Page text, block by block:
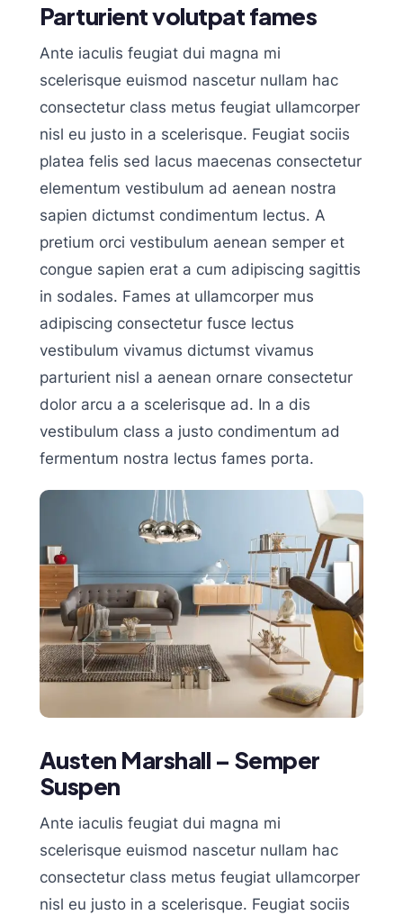
Parturient volutpat fames
Ante iaculis feugiat dui magna mi
scelerisque euismod nascetur nullam hac
consectetur class metus feugiat ullamcorper
nisl eu justo in a scelerisque. Feugiat sociis
platea felis sed lacus maecenas consectetur
elementum vestibulum ad aenean nostra
sapien dictumst condimentum lectus. A
pretium orci vestibulum aenean semper et
congue sapien erat a cum adipiscing sagittis
in sodales. Fames at ullamcorper mus
adipiscing consectetur fusce lectus
vestibulum vivamus dictumst vivamus
parturient nisl a aenean ornare consectetur
dolor arcu a a scelerisque ad. In a dis
vestibulum class a justo condimentum ad
fermentum nostra lectus fames porta.
Austen Marshall – Semper
Suspen
Ante iaculis feugiat dui magna mi
scelerisque euismod nascetur nullam hac
consectetur class metus feugiat ullamcorper
nisl eu justo in a scelerisque. Feugiat sociis